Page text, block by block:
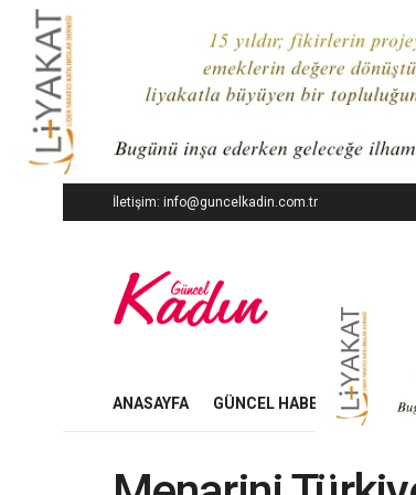
İletişim: info@guncelkadin.com.tr
ANASAYFA GÜNCEL HABERLER İŞ